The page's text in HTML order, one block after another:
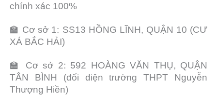
chính xác 100%
🏫 Cơ sở 1: SS13 HỒNG LĨNH, QUẬN 10 (CƯ
XÁ BẮC HẢI)
🏫 Cơ sở 2: 592 HOÀNG VĂN THỤ, QUẬN
TÂN BÌNH (đối diện trường THPT Nguyễn
Thượng Hiền)